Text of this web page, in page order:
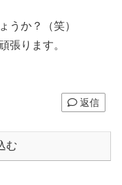
うか？（笑）
張ります。
返信
む